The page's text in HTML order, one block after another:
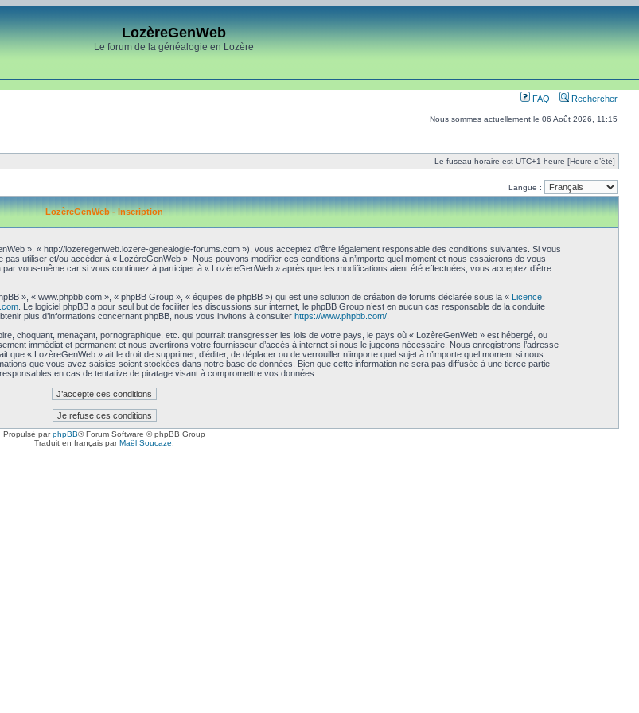
LozèreGenWeb
Le forum de la généalogie en Lozère
FAQ Rechercher
Nous sommes actuellement le 06 Août 2026, 11:15
Le fuseau horaire est UTC+1 heure [Heure d’été]
Langue :
LozèreGenWeb - Inscription
», « http://lozeregenweb.lozere-genealogie-forums.com »), vous acceptez d’être légalement responsable des conditions suivantes. Si vous
utiliser et/ou accéder à « LozèreGenWeb ». Nous pouvons modifier ces conditions à n’importe quel moment et nous essaierons de vous
vous-même car si vous continuez à participer à « LozèreGenWeb » après que les modifications aient été effectuées, vous acceptez d’être
», « www.phpbb.com », « phpBB Group », « équipes de phpBB ») qui est une solution de création de forums déclarée sous la « Licence
. Le logiciel phpBB a pour seul but de faciliter les discussions sur internet, le phpBB Group n’est en aucun cas responsable de la conduite
plus d’informations concernant phpBB, nous vous invitons à consulter https://www.phpbb.com/.
choquant, menaçant, pornographique, etc. qui pourrait transgresser les lois de votre pays, le pays où « LozèreGenWeb » est hébergé, ou
immédiat et permanent et nous avertirons votre fournisseur d’accès à internet si nous le jugeons nécessaire. Nous enregistrons l’adresse
« LozèreGenWeb » ait le droit de supprimer, d’éditer, de déplacer ou de verrouiller n’importe quel sujet à n’importe quel moment si nous
que vous avez saisies soient stockées dans notre base de données. Bien que cette information ne sera pas diffusée à une tierce partie
en cas de tentative de piratage visant à compromettre vos données.
Propulsé parphpBB® Forum Software © phpBB Group
Traduit en français parMaël Soucaze